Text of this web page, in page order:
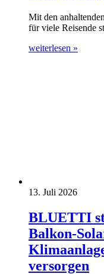
Mit den
für viele Reisende
weiterlesen »
13. Juli 2026
BLUETTI
Balkon-
versorgen